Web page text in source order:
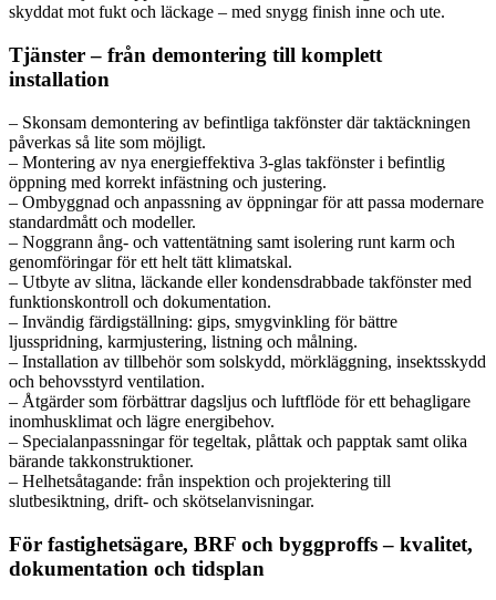
skyddat mot fukt och läckage – med snygg finish inne och ute.
Tjänster – från demontering till komplett
installation
– Skonsam demontering av befintliga takfönster där taktäckningen
påverkas så lite som möjligt.
– Montering av nya energieffektiva 3-glas takfönster i befintlig
öppning med korrekt infästning och justering.
– Ombyggnad och anpassning av öppningar för att passa modernare
standardmått och modeller.
– Noggrann ång- och vattentätning samt isolering runt karm och
genomföringar för ett helt tätt klimatskal.
– Utbyte av slitna, läckande eller kondensdrabbade takfönster med
funktionskontroll och dokumentation.
– Invändig färdigställning: gips, smygvinkling för bättre
ljusspridning, karmjustering, listning och målning.
– Installation av tillbehör som solskydd, mörkläggning, insektsskydd
och behovsstyrd ventilation.
– Åtgärder som förbättrar dagsljus och luftflöde för ett behagligare
inomhusklimat och lägre energibehov.
– Specialanpassningar för tegeltak, plåttak och papptak samt olika
bärande takkonstruktioner.
– Helhetsåtagande: från inspektion och projektering till
slutbesiktning, drift- och skötselanvisningar.
För fastighetsägare, BRF och byggproffs – kvalitet,
dokumentation och tidsplan